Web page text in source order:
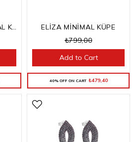
SİLVER SNAKE MİNİMAL KÜPE
ELİZA MİNİMAL KÜPE
₺799,00
40% OFF ON CART ₺479,40
Add to Cart